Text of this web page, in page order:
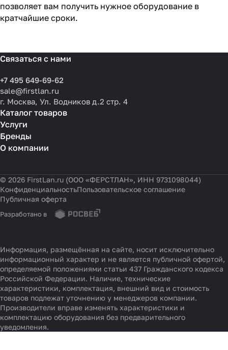
позволяет вам получить нужное оборудование в
кратчайшие сроки.
Связаться с нами
+7 495 649-69-62
sale@firstlan.ru
г. Москва, Ул. Водников д.2 стр. 4
Каталог товаров
Услуги
Бренды
О компании
© 2026 FirstLan.ru (ООО «ФЕРСТЛАН», ИНН 9731098044)
КонфиденциальностьПользовательское соглашение
Публичная оферта
Разработано в
Информация, размещённая на сайте, носит исключительно
информационный характер и не является публичной офертой,
определяемой положениями статьи 437 Гражданского кодекса
Российской Федерации. Наличие, технические
характеристики, комплектация, внешний вид и стоимость
товаров подлежат уточнению у менеджеров компании.
Производители вправе изменять характеристики и
комплектацию оборудования без предварительного
уведомления.